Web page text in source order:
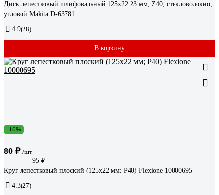
Диск лепестковый шлифовальный 125x22.23 мм, Z40, стекловолокно,
угловой Makita D-63781
4.9(28)
В корзину
-16%
80 ₽ /шт
95 ₽
Круг лепестковый плоский (125х22 мм; Р40) Flexione 10000695
4.3(27)